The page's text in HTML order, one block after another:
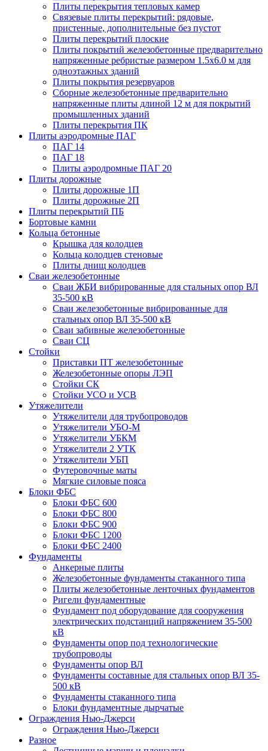
Плиты перекрытия тепловых камер
Связевые плиты перекрытий: рядовые,
пристенные, дополнительные без пустот
Плиты перекрытий плоские
Плиты покрытий железобетонные предварительно
напряженные ребристые размером 1.5х6.0 м для
одноэтажных зданий
Плиты покрытия резервуаров
Сборные железобетонные предварительно
напряженные плиты длиной 12 м для покрытий
промышленных зданий
Плиты перекрытия ПК
Плиты аэродромные ПАГ
ПАГ 14
ПАГ 18
Плиты аэродромные ПАГ 20
Плиты дорожные
Плиты дорожные 1П
Плиты дорожные 2П
Плиты перекрытий ПБ
Бортовые камни
Кольца бетонные
Крышка для колодцев
Кольца колодцев стеновые
Плиты днищ колодцев
Сваи железобетонные
Сваи ЖБИ вибрированные для стальных опор ВЛ
35-500 кВ
Сваи железобетонные вибрированные для
стальных опор ВЛ 35-500 кВ
Сваи забивные железобетонные
Сваи СЦ
Стойки
Приставки ПТ железобетонные
Железобетонные опоры ЛЭП
Стойки СК
Стойки УСО и УСВ
Утяжелители
Утяжелители для трубопроводов
Утяжелители УБО-М
Утяжелители УБКМ
Утяжелители 2 УТК
Утяжелители УБП
Футеровочные маты
Мягкие силовые пояса
Блоки ФБС
Блоки ФБС 600
Блоки ФБС 800
Блоки ФБС 900
Блоки ФБС 1200
Блоки ФБС 2400
Фундаменты
Анкерные плиты
Железобетонные фундаменты стаканного типа
Плиты железобетонные ленточных фундаментов
Ригели фундаментные
Фундамент под оборудование для сооружения
электрических подстанций напряжением 35-500
кВ
Фундаменты опор под технологические
трубопроводы
Фундаменты опор ВЛ
Фундаменты составные для стальных опор ВЛ 35-
500 кВ
Фундаменты стаканного типа
Блоки фундаментные дырчатые
Ограждения Нью-Джерси
Ограждения Нью-Джерси
Разное